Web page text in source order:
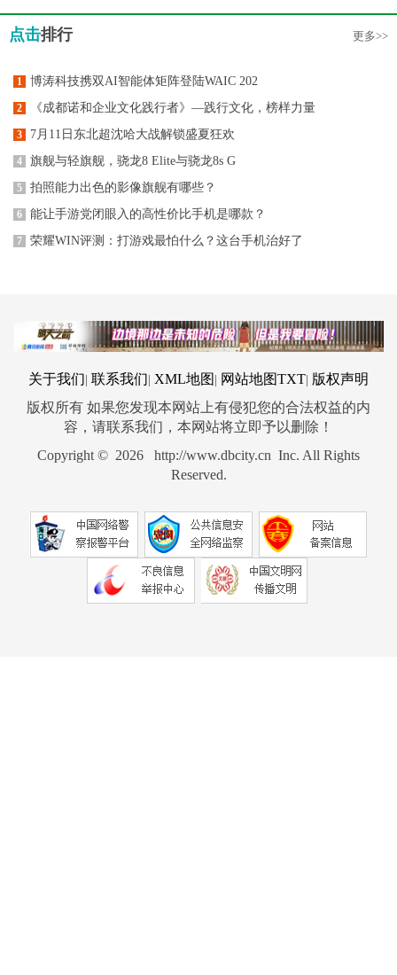
点击排行 更多>>
1 博涛科技携双AI智能体矩阵登陆WAIC 202
2 《成都诺和企业文化践行者》—践行文化，榜样力量
3 7月11日东北超沈哈大战解锁盛夏狂欢
4 旗舰与轻旗舰，骁龙8 Elite与骁龙8s G
5 拍照能力出色的影像旗舰有哪些？
6 能让手游党闭眼入的高性价比手机是哪款？
7 荣耀WIN评测：打游戏最怕什么？这台手机治好了
关于我们| 联系我们| XML地图 | 网站地图TXT| 版权声明
版权所有 如果您发现本网站上有侵犯您的合法权益的内
容，请联系我们，本网站将立即予以删除！
Copyright © 2026 http://www.dbcity.cn Inc. All Rights
Reserved.